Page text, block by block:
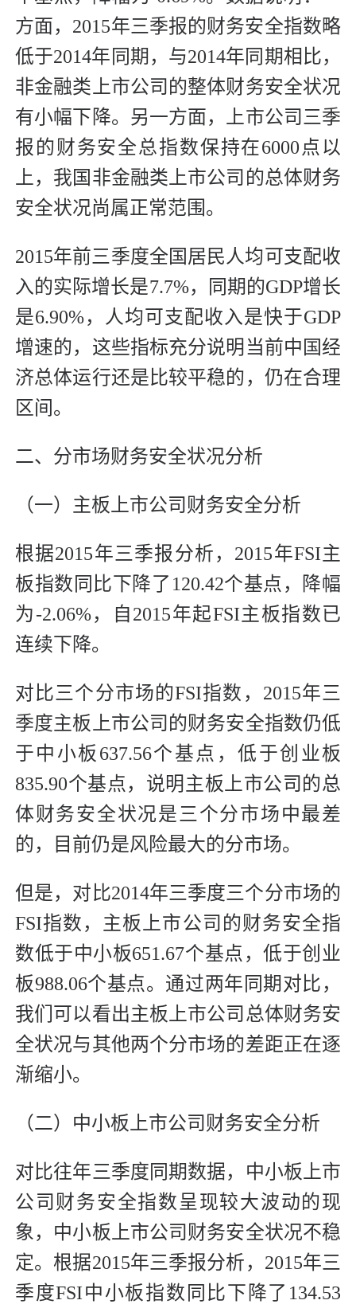
方面，2015年三季报的财务安全指数略
低于2014年同期，与2014年同期相比，
非金融类上市公司的整体财务安全状况
有小幅下降。另一方面，上市公司三季
报的财务安全总指数保持在6000点以
上，我国非金融类上市公司的总体财务
安全状况尚属正常范围。
2015年前三季度全国居民人均可支配收
入的实际增长是7.7%，同期的GDP增长
是6.90%，人均可支配收入是快于GDP
增速的，这些指标充分说明当前中国经
济总体运行还是比较平稳的，仍在合理
区间。
二、分市场财务安全状况分析
（一）主板上市公司财务安全分析
根据2015年三季报分析，2015年FSI主
板指数同比下降了120.42个基点，降幅
为-2.06%，自2015年起FSI主板指数已
连续下降。
对比三个分市场的FSI指数，2015年三
季度主板上市公司的财务安全指数仍低
于中小板637.56个基点，低于创业板
835.90个基点，说明主板上市公司的总
体财务安全状况是三个分市场中最差
的，目前仍是风险最大的分市场。
但是，对比2014年三季度三个分市场的
FSI指数，主板上市公司的财务安全指
数低于中小板651.67个基点，低于创业
板988.06个基点。通过两年同期对比，
我们可以看出主板上市公司总体财务安
全状况与其他两个分市场的差距正在逐
渐缩小。
（二）中小板上市公司财务安全分析
对比往年三季度同期数据，中小板上市
公司财务安全指数呈现较大波动的现
象，中小板上市公司财务安全状况不稳
定。根据2015年三季报分析，2015年三
季度FSI中小板指数同比下降了134.53